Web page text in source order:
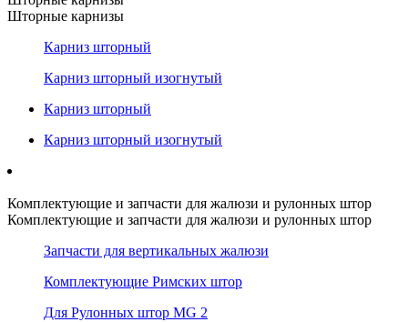
Шторные карнизы
Карниз шторный
Карниз шторный изогнутый
Карниз шторный
Карниз шторный изогнутый
Комплектующие и запчасти для жалюзи и рулонных штор
Комплектующие и запчасти для жалюзи и рулонных штор
Запчасти для вертикальных жалюзи
Комплектующие Римских штор
Для Рулонных штор MG 2